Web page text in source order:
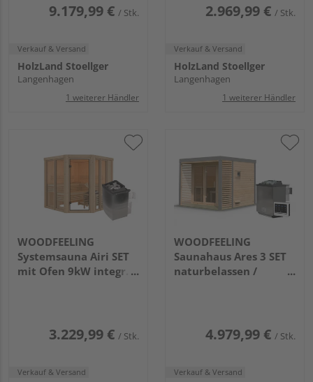
9.179,99 € / Stk.
Verkauf & Versand
HolzLand Stoellger
Langenhagen
1 weiterer Händler
2.969,99 € / Stk.
Verkauf & Versand
HolzLand Stoellger
Langenhagen
1 weiterer Händler
WOODFEELING
Systemsauna Airi SET
mit Ofen 9kW integr.
3.229,99 € / Stk.
Verkauf & Versand
WOODFEELING
Saunahaus Ares 3 SET
naturbelassen /
4.979,99 € / Stk.
Verkauf & Versand